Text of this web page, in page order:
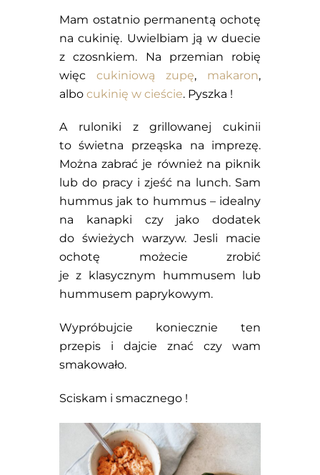
Mam ostatnio permanentą ochotę
na cukinię. Uwielbiam ją w duecie
z czosnkiem. Na przemian robię
więc cukiniową zupę, makaron,
albo cukinię w cieście. Pyszka !
A ruloniki z grillowanej cukinii
to świetna przeąska na imprezę.
Można zabrać je również na piknik
lub do pracy i zjeść na lunch. Sam
hummus jak to hummus – idealny
na kanapki czy jako dodatek
do świeżych warzyw. Jesli macie
ochotę możecie zrobić
je z klasycznym hummusem lub
hummusem paprykowym.
Wypróbujcie koniecznie ten
przepis i dajcie znać czy wam
smakowało.
Sciskam i smacznego !